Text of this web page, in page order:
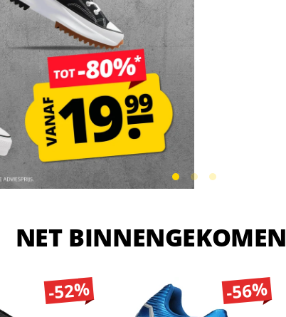
NET BINNENGEKOMEN
-52% -56%